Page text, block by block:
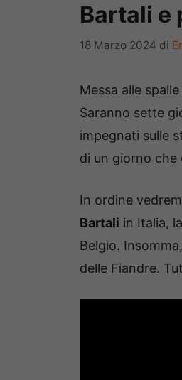
Bartali e
18 Marzo 2024 di
Messa alle spalle
Saranno sette
impegnati sulle
di un giorno che
In ordine
Bartali in Italia, la
Belgio.
delle Fiandre.